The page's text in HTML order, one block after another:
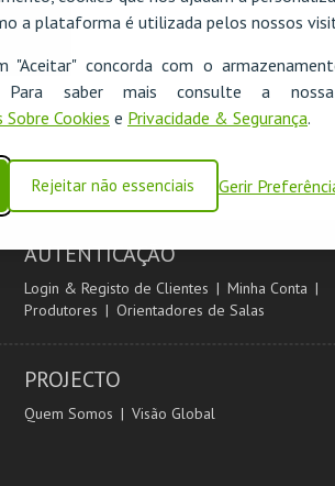
a plataforma é utilizada pelos nossos
"Aceitar" concorda com o
Para saber mais consulte a
Cookies e Privacidade & Segurança.
Rejeitar não essenciais Gerir
AUTENTICAÇÃO
Login & Registo de Clientes
Minha Conta
Produtores
Orientadores de Salas
PROJECTO
Quem Somos Visão Global